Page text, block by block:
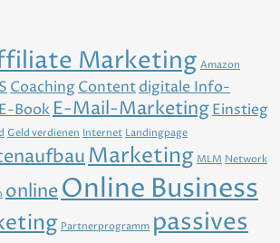
Marketing Amazon
CoachingContentdigitale Info-
E-BookE-Mail-MarketingEinstieg
Geld verdienen Internet Landingpage
Marketing MLM Network
onlineOnline Business
Partnerprogramm passives